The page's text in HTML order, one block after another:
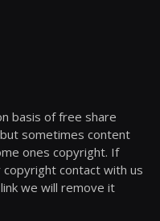
basis of free share
sometimes content
ones copyright. If
contact with us
we will remove it